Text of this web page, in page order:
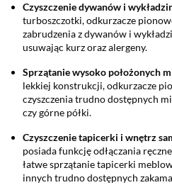
Czyszczenie dywanów i
turboszczotki, odkurzacze
zabrudzenia z dywanów i
usuwając kurz oraz alergeny.
Sprzątanie wysoko położonych
lekkiej konstrukcji, odkurzacze
czyszczenia trudno dostępnych
czy górne półki.
Czyszczenie tapicerki i wnętrz
posiada funkcję odłączania
łatwe sprzątanie tapicerki
innych trudno dostępnych